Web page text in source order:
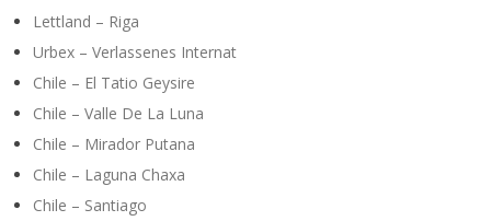
Lettland – Riga
Urbex – Verlassenes Internat
Chile – El Tatio Geysire
Chile – Valle De La Luna
Chile – Mirador Putana
Chile – Laguna Chaxa
Chile – Santiago